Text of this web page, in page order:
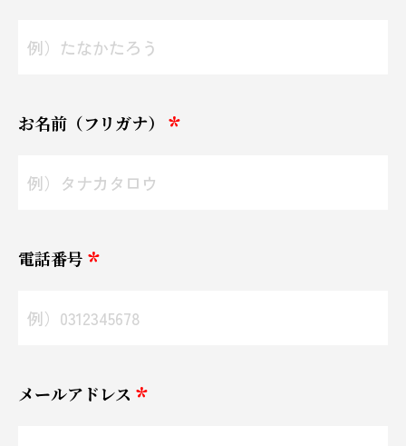
お名前（フリガナ）
電話番号
メールアドレス